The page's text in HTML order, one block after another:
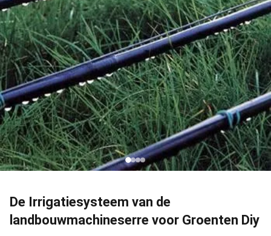
De Irrigatiesysteem van de
landbouwmachineserre voor Groenten Diy